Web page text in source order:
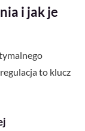
i jak je
to klucz